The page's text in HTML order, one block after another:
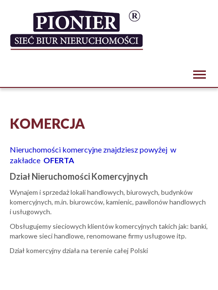
KOMERCJA
Nieruchomości komercyjne znajdziesz powyżej w
zakładce OFERTA
Dział Nieruchomości Komercyjnych
Wynajem i sprzedaż lokali handlowych, biurowych, budynków
komercyjnych, m.in. biurowców, kamienic, pawilonów handlowych
i usługowych.
Obsługujemy sieciowych klientów komercyjnych takich jak: banki,
markowe sieci handlowe, renomowane firmy usługowe itp.
Dział komercyjny działa na terenie całej Polski